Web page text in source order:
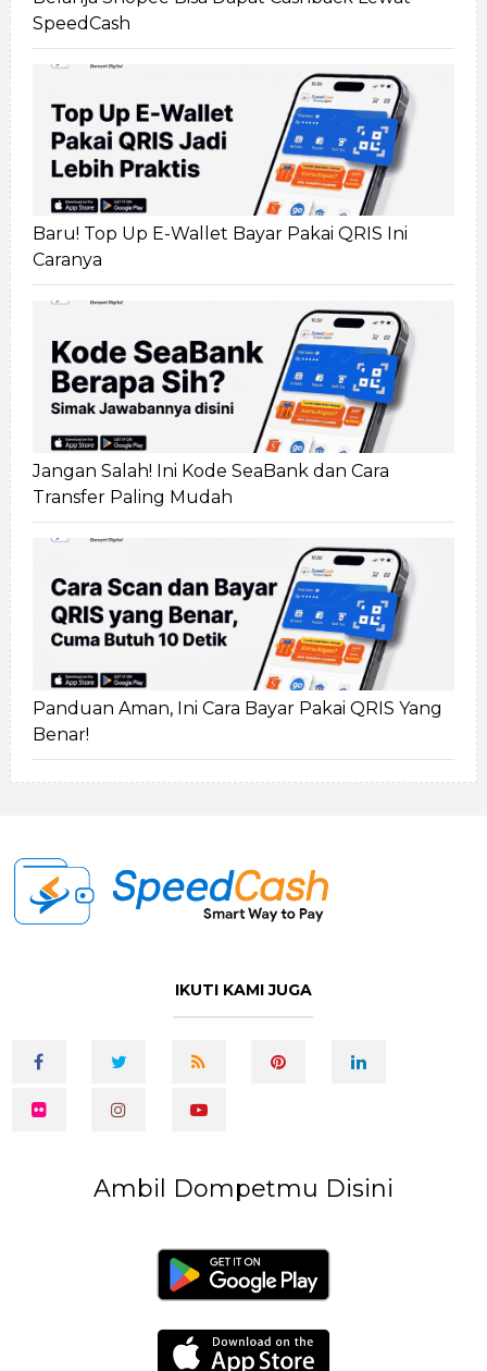
SpeedCash
Baru! Top Up E-Wallet Bayar Pakai QRIS Ini
Caranya
Jangan Salah! Ini Kode SeaBank dan Cara
Transfer Paling Mudah
Panduan Aman, Ini Cara Bayar Pakai QRIS Yang
Benar!
IKUTI KAMI JUGA
Ambil Dompetmu Disini